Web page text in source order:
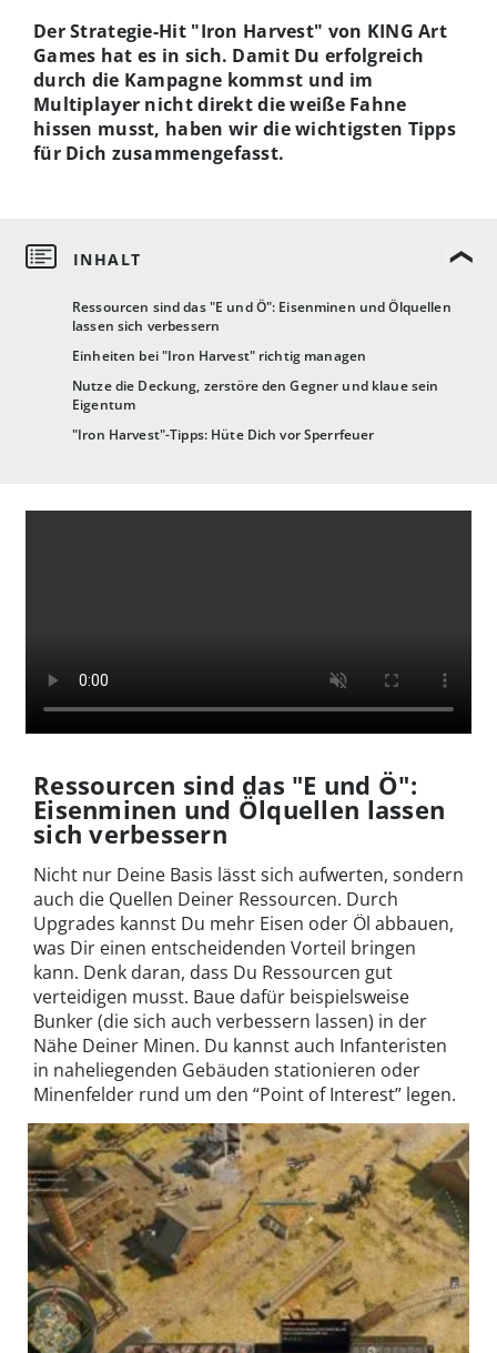
Ressourcen sind das "E und Ö": Eisenminen und Ölquellen
lassen sich verbessern
Einheiten bei "Iron Harvest" richtig managen
Nutze die Deckung, zerstöre den Gegner und klaue sein
Eigentum
"Iron Harvest"-Tipps: Hüte Dich vor Sperrfeuer
Der Strategie-Hit "Iron Harvest" von KING Art
Games hat es in sich. Damit Du erfolgreich
durch die Kampagne kommst und im
Multiplayer nicht direkt die weiße Fahne
hissen musst, haben wir die wichtigsten Tipps
für Dich zusammengefasst.
Ressourcen sind das "E und Ö":
Eisenminen und Ölquellen lassen
sich verbessern
Nicht nur Deine Basis lässt sich aufwerten, sondern
auch die Quellen Deiner Ressourcen. Durch
Upgrades kannst Du mehr Eisen oder Öl abbauen,
was Dir einen entscheidenden Vorteil bringen
kann. Denk daran, dass Du Ressourcen gut
verteidigen musst. Baue dafür beispielsweise
Bunker (die sich auch verbessern lassen) in der
Nähe Deiner Minen. Du kannst auch Infanteristen
in naheliegenden Gebäuden stationieren oder
Minenfelder rund um den “Point of Interest” legen.